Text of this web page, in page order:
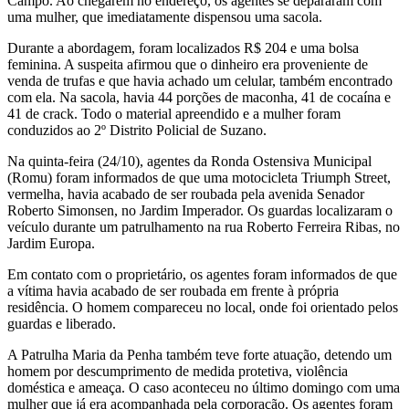
uma mulher, que imediatamente dispensou uma sacola.
Durante a abordagem, foram localizados R$ 204 e uma bolsa
feminina. A suspeita afirmou que o dinheiro era proveniente de
venda de trufas e que havia achado um celular, também encontrado
com ela. Na sacola, havia 44 porções de maconha, 41 de cocaína e
41 de crack. Todo o material apreendido e a mulher foram
conduzidos ao 2º Distrito Policial de Suzano.
Na quinta-feira (24/10), agentes da Ronda Ostensiva Municipal
(Romu) foram informados de que uma motocicleta Triumph Street,
vermelha, havia acabado de ser roubada pela avenida Senador
Roberto Simonsen, no Jardim Imperador. Os guardas localizaram o
veículo durante um patrulhamento na rua Roberto Ferreira Ribas, no
Jardim Europa.
Em contato com o proprietário, os agentes foram informados de que
a vítima havia acabado de ser roubada em frente à própria
residência. O homem compareceu no local, onde foi orientado pelos
guardas e liberado.
A Patrulha Maria da Penha também teve forte atuação, detendo um
homem por descumprimento de medida protetiva, violência
doméstica e ameaça. O caso aconteceu no último domingo com uma
mulher que já era acompanhada pela corporação. Os agentes foram